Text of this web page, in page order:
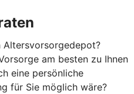
Altersvorsorgedepot?
am besten zu Ihnen
eine persönliche
für Sie möglich wäre?